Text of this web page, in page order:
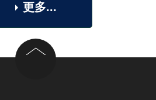
更多...
回到頂部